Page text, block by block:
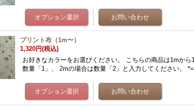
プリント布（1m〜）
1,320円(税込)
お好きなカラーをお選びください。 こちらの商品は1mか
数量「1」、 2mの場合は数量「2」と入力してください。